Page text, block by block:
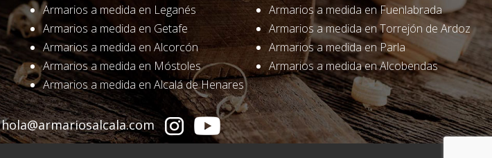
Armarios a medida en Leganés
Armarios a medida en Getafe
Armarios a medida en Alcorcón
Armarios a medida en Móstoles
Armarios a medida en Alcalá de Henares
Armarios a medida en Fuenlabrada
Armarios a medida en Torrejón de Ardoz
Armarios a medida en Parla
Armarios a medida en Alcobendas
hola@armariosalcala.com